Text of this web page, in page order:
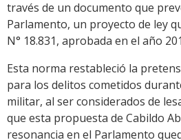
través de un documento que
Parlamento, un proyecto de ley
N° 18.831, aprobada en el año
Esta norma restableció la
para los delitos cometidos
militar, al ser considerados de
que esta propuesta de Cabildo
resonancia en el Parlamento